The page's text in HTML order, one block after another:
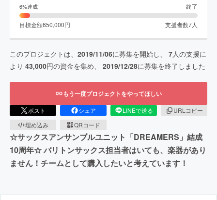
6%達成 終了
目標金額650,000円 支援者数7人
このプロジェクトは、 2019/11/06に募集を開始し、 7人の支援に
より 43,000円の資金を集め、 2019/12/28に募集を終了しました
もう一度プロジェクトをやってほしい
ポスト シェア LINEで送る
URLコピー
埋め込み
QRコード
☆サックスアンサンブルユニット「DREAMERS」結成
10周年☆ バリトンサックス担当者はいても、楽器があり
ません！チームとして購入したいと考えています！